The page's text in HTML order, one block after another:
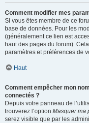
Comment modifier mes
Si vous êtes membre de ce
base de données. Pour les
(généralement ce lien est
haut des pages du forum).
paramètres et préférences de
Haut
Comment empêcher mon
connectés ?
Depuis votre panneau de
trouverez l’option Masquer ma
serez visible que par les